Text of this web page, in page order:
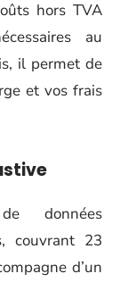
hors TVA
au
il permet de
et vos frais
données
couvrant 23
d’un